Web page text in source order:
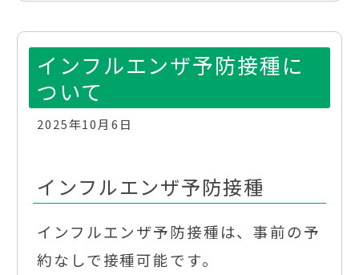
インフルエンザ予防接種に
ついて
2025年10月6日
インフルエンザ予防接種
インフルエンザ予防接種は、事前の予
約なしで接種可能です。